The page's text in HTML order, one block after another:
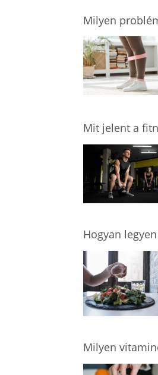
Milyen
Mit jelent a
Hogyan
Milyen